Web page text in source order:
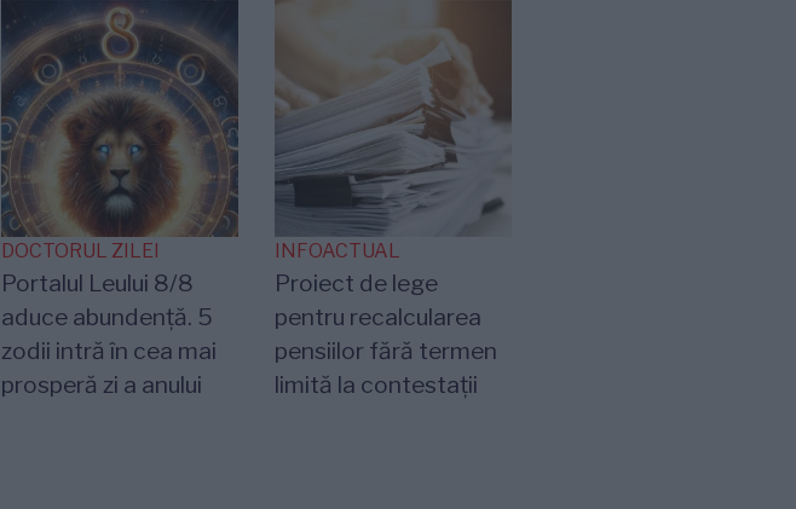
DOCTORUL ZILEI
Portalul Leului 8/8
aduce abundență. 5
zodii intră în cea mai
prosperă zi a anului
INFOACTUAL
Proiect de lege
pentru recalcularea
pensiilor fără termen
limită la contestații